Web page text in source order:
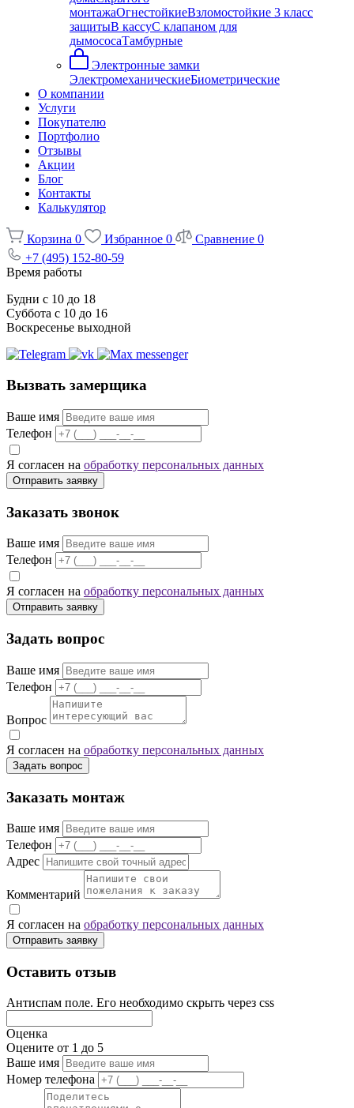
монтажаОгнестойкиеВзломостойкие 3 класс
защитыВ кассуС клапаном для
дымососаТамбурные
Электронные замки
ЭлектромеханическиеБиометрические
О компании
Услуги
Покупателю
Портфолио
Отзывы
Акции
Блог
Контакты
Калькулятор
Корзина 0 Избранное 0 Сравнение 0
+7 (495) 152-80-59
Время работы
Будни с 10 до 18
Суббота с 10 до 16
Воскресенье выходной
Вызвать замерщика
Ваше имя
Телефон
Я согласен на обработку персональных данных
Отправить заявку
Заказать звонок
Ваше имя
Телефон
Я согласен на обработку персональных данных
Отправить заявку
Задать вопрос
Ваше имя
Телефон
Вопрос
Я согласен на обработку персональных данных
Задать вопрос
Заказать монтаж
Ваше имя
Телефон
Адрес
Комментарий
Я согласен на обработку персональных данных
Отправить заявку
Оставить отзыв
Антиспам поле. Его необходимо скрыть через css
Оценка
Оцените от 1 до 5
Ваше имя
Номер телефона